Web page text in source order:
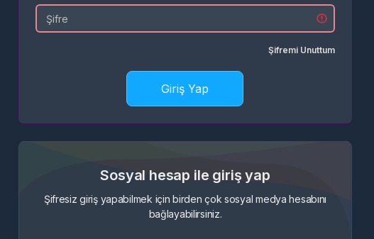
Şifremi Unuttum
Giriş Yap
Sosyal hesap ile giriş yap
Şifresiz giriş yapabilmek için birden çok sosyal medya hesabını
bağlayabilirsiniz.